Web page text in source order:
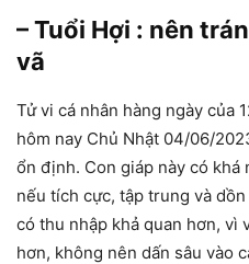
– Tuổi Hợi : nên
vã
Tử vi cá nhân hàng ngày của
hôm nay Chủ Nhật 04/06/
ổn định. Con giáp này có
nếu tích cực, tập trung và
có thu nhập khả quan hơn, vì
hơn, không nên dấn sâu vào